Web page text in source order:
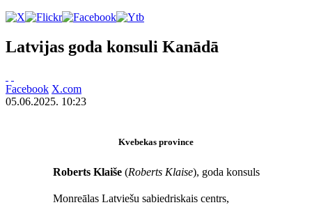
Latvijas goda konsuli Kanādā
Facebook X.com
05.06.2025. 10:23
Kvebekas province
Roberts Klaiše (Roberts Klaise), goda konsuls
Monreālas Latviešu sabiedriskais centrs,